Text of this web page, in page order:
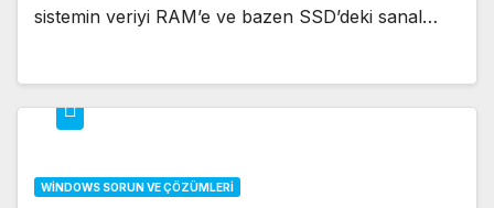
sistemin veriyi RAM’e ve bazen SSD’deki sanal…
WINDOWS SORUN VE ÇÖZÜMLERI